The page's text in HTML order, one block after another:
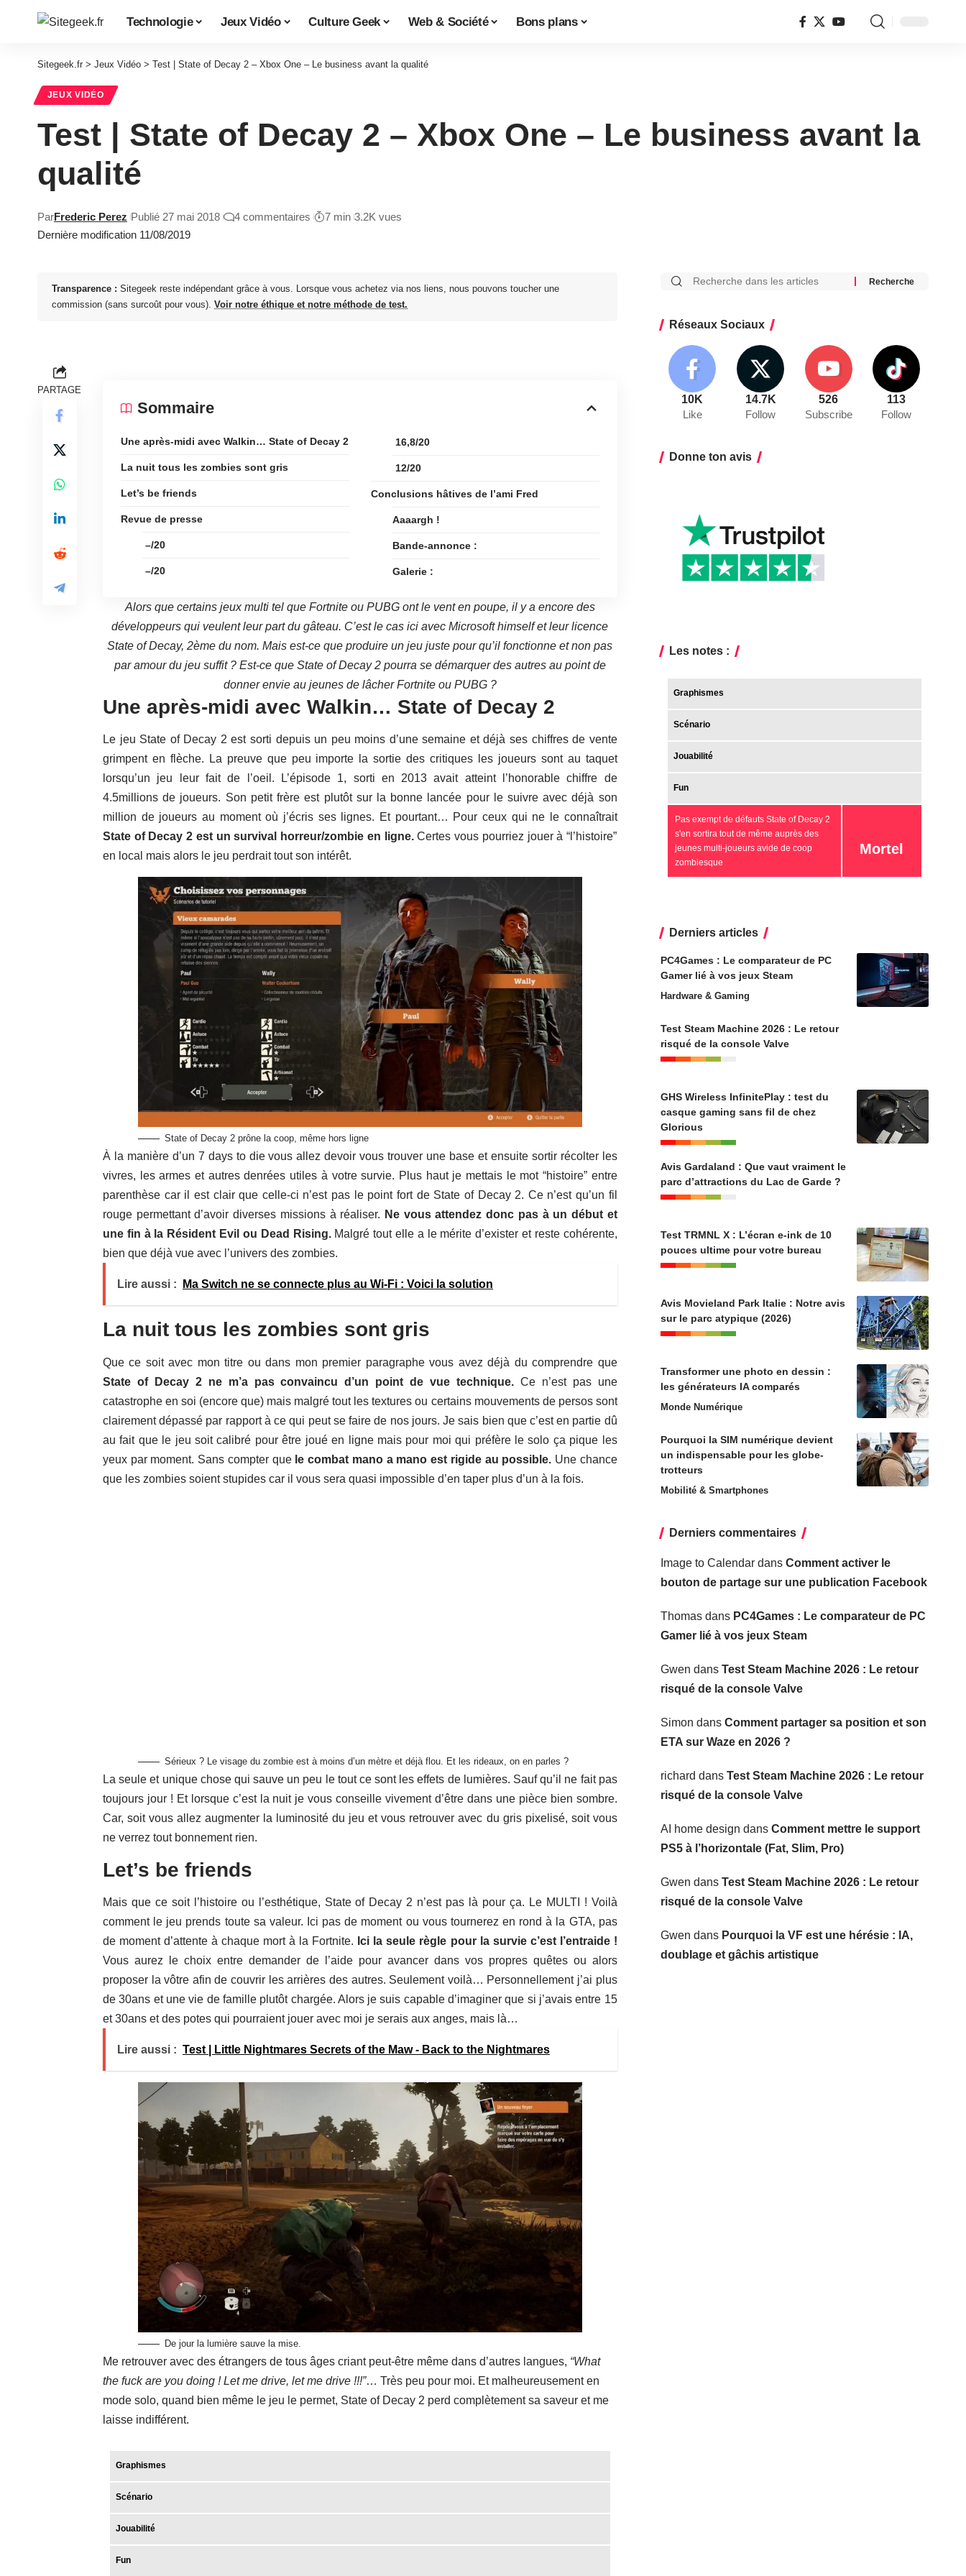
Technologie Jeux Vidéo Culture Geek Web & Société Bons plans
Sitegeek.fr > Jeux Vidéo > Test | State of Decay 2 – Xbox One – Le business avant la qualité
JEUX VIDÉO
Test | State of Decay 2 – Xbox One – Le business avant la
qualité
Dernière modification 11/08/2019
ParFrederic Perez Publié 27 mai 2018 4 commentaires 7 min 3.2K vues
Transparence : Sitegeek reste indépendant grâce à vous. Lorsque vous achetez via nos liens, nous pouvons toucher une
commission (sans surcoût pour vous). Voir notre éthique et notre méthode de test.
PARTAGE
Sommaire
Une après-midi avec Walkin… State of Decay 2
La nuit tous les zombies sont gris
Let’s be friends
Revue de presse
–/20
–/20
16,8/20
12/20
Conclusions hâtives de l’ami Fred
Aaaargh !
Bande-annonce :
Galerie :
Alors que certains jeux multi tel que Fortnite ou PUBG ont le vent en poupe, il y a encore des
développeurs qui veulent leur part du gâteau. C’est le cas ici avec Microsoft himself et leur licence
State of Decay, 2ème du nom. Mais est-ce que produire un jeu juste pour qu’il fonctionne et non pas
par amour du jeu suffit ? Est-ce que State of Decay 2 pourra se démarquer des autres au point de
donner envie au jeunes de lâcher Fortnite ou PUBG ?
Une après-midi avec Walkin… State of Decay 2
Le jeu State of Decay 2 est sorti depuis un peu moins d’une semaine et déjà ses chiffres de vente
grimpent en flèche. La preuve que peu importe la sortie des critiques les joueurs sont au taquet
lorsqu’un jeu leur fait de l’oeil. L’épisode 1, sorti en 2013 avait atteint l’honorable chiffre de
4.5millions de joueurs. Son petit frère est plutôt sur la bonne lancée pour le suivre avec déjà son
million de joueurs au moment où j’écris ses lignes. Et pourtant… Pour ceux qui ne le connaîtrait
State of Decay 2 est un survival horreur/zombie en ligne.Certes vous pourriez jouer à “l’histoire”
en local mais alors le jeu perdrait tout son intérêt.
State of Decay 2 prône la coop, même hors ligne
À la manière d’un 7 days to dievous allez devoir vous trouver une base et ensuite sortir récolter les
vivres, les armes et autres denrées utiles à votre survie. Plus haut je mettais le mot “histoire” entre
parenthèse car il est clair que celle-ci n’est pas le point fort de State of Decay 2. Ce n’est qu’un fil
rouge permettant d’avoir diverses missions à réaliser. Ne vous attendez donc pas à un début et
une fin à la Résident Evil ou Dead Rising.Malgré tout elle a le mérite d’exister et reste cohérente,
bien que déjà vue avec l’univers des zombies.
Lire aussi : Ma Switch ne se connecte plus au Wi-Fi : Voici la solution
La nuit tous les zombies sont gris
Que ce soit avec mon titre ou dans mon premier paragraphe vous avez déjà du comprendre que
State of Decay 2 ne m’a pas convaincu d’un point de vue technique. Ce n’est pas une
catastrophe en soi (encore que) mais malgré tout les textures ou certains mouvements de persos sont
clairement dépassé par rapport à ce qui peut se faire de nos jours. Je sais bien que c’est en partie dû
au fait que le jeu soit calibré pour être joué en ligne mais pour moi qui préfère le solo ça pique les
yeux par moment. Sans compter que le combat mano a mano est rigide au possible. Une chance
que les zombies soient stupides car il vous sera quasi impossible d’en taper plus d’un à la fois.
Sérieux ? Le visage du zombie est à moins d’un mètre et déjà flou. Et les rideaux, on en parles ?
La seule et unique chose qui sauve un peu le tout ce sont les effets de lumières. Sauf qu’il ne fait pas
toujours jour ! Et lorsque c’est la nuit je vous conseille vivement d’être dans une pièce bien sombre.
Car, soit vous allez augmenter la luminosité du jeu et vous retrouver avec du gris pixelisé, soit vous
ne verrez tout bonnement rien.
Let’s be friends
Mais que ce soit l’histoire ou l’esthétique, State of Decay 2 n’est pas là pour ça. Le MULTI ! Voilà
comment le jeu prends toute sa valeur. Ici pas de moment ou vous tournerez en rond à la GTA, pas
de moment d’attente à chaque mort à la Fortnite. Ici la seule règle pour la survie c’est l’entraide !
Vous aurez le choix entre demander de l’aide pour avancer dans vos propres quêtes ou alors
proposer la vôtre afin de couvrir les arrières des autres. Seulement voilà… Personnellement j’ai plus
de 30ans et une vie de famille plutôt chargée. Alors je suis capable d’imaginer que si j’avais entre 15
et 30ans et des potes qui pourraient jouer avec moi je serais aux anges, mais là…
Lire aussi : Test | Little Nightmares Secrets of the Maw - Back to the Nightmares
De jour la lumière sauve la mise.
Me retrouver avec des étrangers de tous âges criant peut-être même dans d’autres langues, “What
the fuck are you doing ! Let me drive, let me drive !!!”… Très peu pour moi. Et malheureusement en
mode solo, quand bien même le jeu le permet, State of Decay 2 perd complètement sa saveur et me
laisse indifférent.
Graphismes
Scénario
Jouabilité
Fun
Réseaux Sociaux
10K
Like
14.7K
Follow
526
Subscribe
113
Follow
Donne ton avis
Les notes :
Graphismes
Scénario
Jouabilité
Fun
Mortel
Pas exempt de défauts State of Decay 2
s'en sortira tout de même auprès des
jeunes multi-joueurs avide de coop
zombiesque
Derniers articles
PC4Games : Le comparateur de PC
Gamer lié à vos jeux Steam
Hardware & Gaming
Test Steam Machine 2026 : Le retour
risqué de la console Valve
GHS Wireless InfinitePlay : test du
casque gaming sans fil de chez
Glorious
Avis Gardaland : Que vaut vraiment le
parc d’attractions du Lac de Garde ?
Test TRMNL X : L’écran e-ink de 10
pouces ultime pour votre bureau
Avis Movieland Park Italie : Notre avis
sur le parc atypique (2026)
Transformer une photo en dessin :
les générateurs IA comparés
Monde Numérique
Pourquoi la SIM numérique devient
un indispensable pour les globe-
trotteurs
Mobilité & Smartphones
Derniers commentaires
Image to Calendardans Comment activer le
bouton de partage sur une publication Facebook
Thomasdans PC4Games : Le comparateur de PC
Gamer lié à vos jeux Steam
Gwen dans Test Steam Machine 2026 : Le retour
risqué de la console Valve
Simon dans Comment partager sa position et son
ETA sur Waze en 2026 ?
richard dans Test Steam Machine 2026 : Le retour
risqué de la console Valve
AI home design dans Comment mettre le support
PS5 à l’horizontale (Fat, Slim, Pro)
Gwen dans Test Steam Machine 2026 : Le retour
risqué de la console Valve
Gwen dans Pourquoi la VF est une hérésie : IA,
doublage et gâchis artistique